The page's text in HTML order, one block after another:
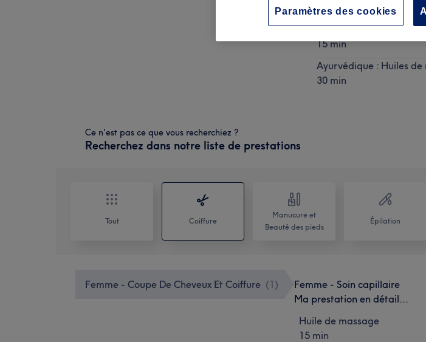
Ma prestation en détail...
Huile de massage
15 min
Ayurvédique : Huiles
30 min
Ce n'est pas ce que vous recherchiez ?
Recherchez dans notre liste de prestations
Tout Coiffure
Manucure et
Beauté des pieds
Épilation
Femme - Coupe De Cheveux Et Coiffure (1 )
Femme - Soin capillaire
Ma prestation en détail...
Huile de massage
15 min
Paramètres des cookies